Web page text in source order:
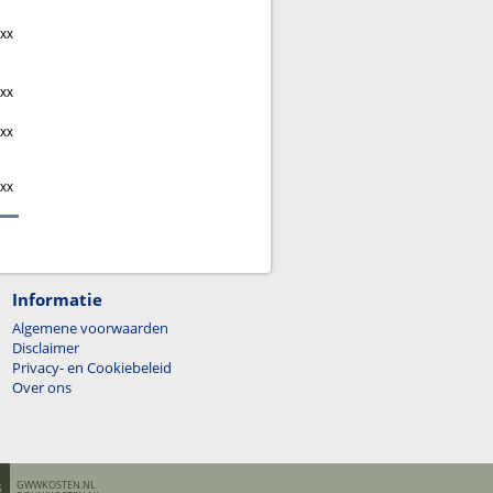
Informatie
Algemene voorwaarden
Disclaimer
Privacy- en Cookiebeleid
Over ons
GWWKOSTEN.NL